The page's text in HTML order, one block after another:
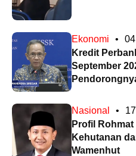
Ekonomi •
Kredit
September
Nasional •
Profil
Kehutanan
Wamenhut